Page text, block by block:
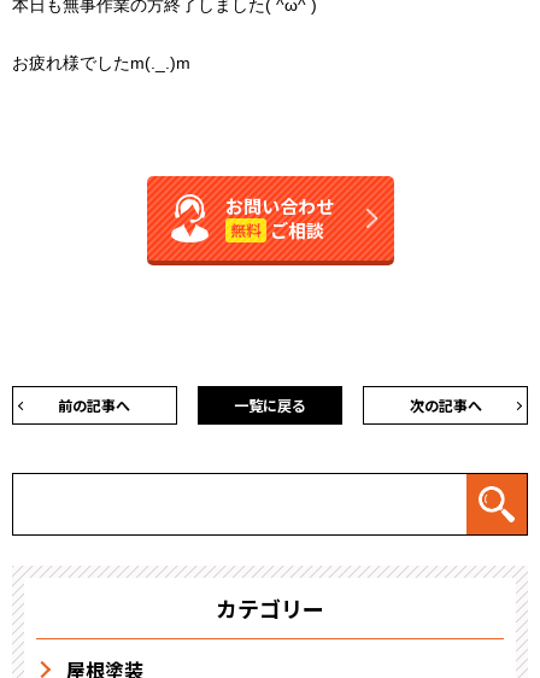
本日も無事作業の方終了しました( ^ω^ )
お疲れ様でしたm(._.)m
お問い合わせ
無料 ご相談
前の記事へ 次の記事へ
一覧に戻る
カテゴリー
屋根塗装